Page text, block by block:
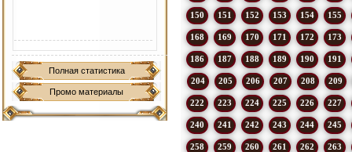
Полная статистика
Промо материалы
150 151 152 153 154 155
168 169 170 171 172 173
186 187 188 189 190 191
204 205 206 207 208 209
222 223 224 225 226 227
240 241 242 243 244 245
258 259 260 261 262 263